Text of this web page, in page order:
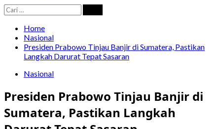
Cari
untuk:
Home
Nasional
Presiden Prabowo Tinjau Banjir di Sumatera, Pastikan
Langkah Darurat Tepat Sasaran
Nasional
Presiden Prabowo Tinjau Banjir di
Sumatera, Pastikan Langkah